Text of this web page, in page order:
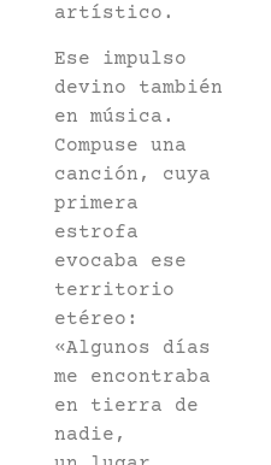
artístico.
Ese impulso
devino también
en música.
Compuse una
canción, cuya
primera
estrofa
evocaba ese
territorio
etéreo:
«Algunos días
me encontraba
en tierra de
nadie,